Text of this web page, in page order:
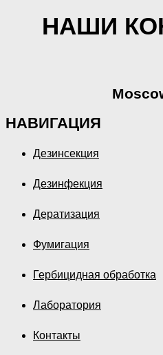
НАШИ
НАВИГАЦИЯ
Дезинсекция
Дезинфекция
Дератизация
Фумигация
Гербицидная обработка
Лаборатория
Контакты